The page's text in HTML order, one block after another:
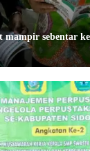
mampir sebentar